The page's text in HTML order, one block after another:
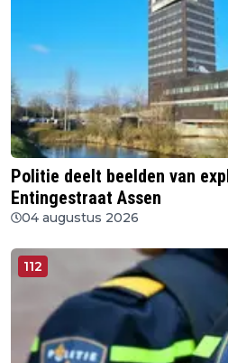
Politie deelt beelden van
Entingestraat Assen
04 augustus 2026
112